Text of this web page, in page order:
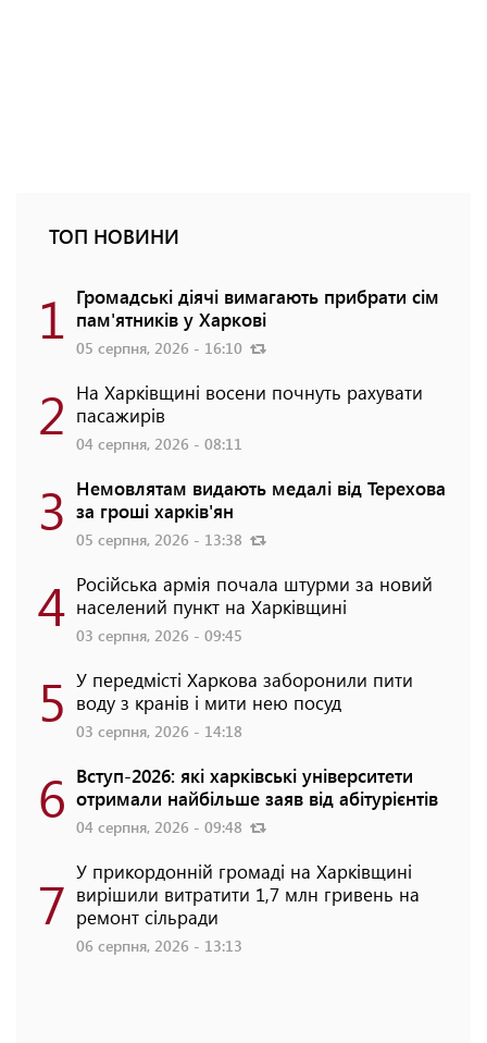
ТОП НОВИНИ
1 Громадські діячі вимагають прибрати сім
пам'ятників у Харкові
05 серпня, 2026 - 16:10
2 На Харківщині восени почнуть рахувати
пасажирів
04 серпня, 2026 - 08:11
3 Немовлятам видають медалі від Терехова
за гроші харків'ян
05 серпня, 2026 - 13:38
4 Російська армія почала штурми за новий
населений пункт на Харківщині
03 серпня, 2026 - 09:45
5 У передмісті Харкова заборонили пити
воду з кранів і мити нею посуд
03 серпня, 2026 - 14:18
6 Вступ-2026: які харківські університети
отримали найбільше заяв від абітурієнтів
04 серпня, 2026 - 09:48
7 У прикордонній громаді на Харківщині
вирішили витратити 1,7 млн гривень на
ремонт сільради
06 серпня, 2026 - 13:13